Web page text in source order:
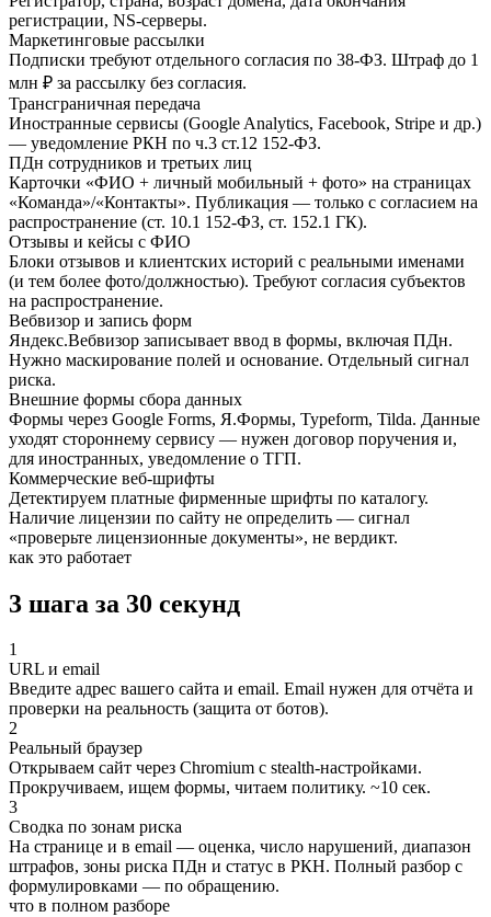
регистрации, NS-серверы.
Маркетинговые рассылки
Подписки требуют отдельного согласия по 38-ФЗ. Штраф до 1
млн ₽ за рассылку без согласия.
Трансграничная передача
Иностранные сервисы (Google Analytics, Facebook, Stripe и др.)
— уведомление РКН по ч.3 ст.12 152-ФЗ.
ПДн сотрудников и третьих лиц
Карточки «ФИО + личный мобильный + фото» на страницах
«Команда»/«Контакты». Публикация — только с согласием на
распространение (ст. 10.1 152-ФЗ, ст. 152.1 ГК).
Отзывы и кейсы с ФИО
Блоки отзывов и клиентских историй с реальными именами
(и тем более фото/должностью). Требуют согласия субъектов
на распространение.
Вебвизор и запись форм
Яндекс.Вебвизор записывает ввод в формы, включая ПДн.
Нужно маскирование полей и основание. Отдельный сигнал
риска.
Внешние формы сбора данных
Формы через Google Forms, Я.Формы, Typeform, Tilda. Данные
уходят стороннему сервису — нужен договор поручения и,
для иностранных, уведомление о ТГП.
Коммерческие веб-шрифты
Детектируем платные фирменные шрифты по каталогу.
Наличие лицензии по сайту не определить — сигнал
«проверьте лицензионные документы», не вердикт.
как это работает
3 шага за 30 секунд
1
URL и email
Введите адрес вашего сайта и email. Email нужен для отчёта и
проверки на реальность (защита от ботов).
2
Реальный браузер
Открываем сайт через Chromium с stealth-настройками.
Прокручиваем, ищем формы, читаем политику. ~10 сек.
3
Сводка по зонам риска
На странице и в email — оценка, число нарушений, диапазон
штрафов, зоны риска ПДн и статус в РКН. Полный разбор с
формулировками — по обращению.
что в полном разборе